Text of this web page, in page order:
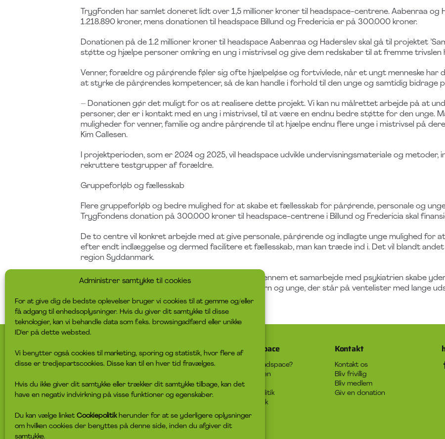
Administrer samtykke til cookies
For at give dig de bedste oplevelser bruger vi cookies til at gemme og/eller
få adgang til enhedsoplysninger. Hvis du giver dit samtykke til disse
teknologier, kan vi behandle data som f.eks. browsingadfærd eller unikke
ID'er på dette websted.
Vi benytter også cookies til marketing, sporing og statistik, hvor flere af
disse er tredjepartscookies. Disse kan til en hver tid fravælges.
Hvis du ikke giver dit samtykke eller trækker dit samtykke tilbage, kan det
have en negativ indvirkning på visse funktioner og egenskaber.
Du kan vælge linket Cookiepolitikherunder for at se yderligere oplysninger
om hvilken cookies der benyttes på denne side, inden du afgiver dit
samtykke.
TrygFonden har samlet doneret lidt over 1,5 millioner kroner til headspace-centrene. Aabenraa
1.218.890 kroner, mens donationen til headspace Billund og Fredericia er på 300.000 kroner.
Donationen på de 1.2 millioner kroner til headspace Aabenraa og Haderslev skal gå til projektet
støtte og hjælpe personer omkring en ung i mistrivsel og give dem redskaber til at fremme trivslen
Venner, forældre og pårørende føler sig ofte hjælpeløse og fortvivlede, når et ungt menneske
at styrke de pårørendes kompetencer, så de kan handle i forhold til den unge og samtidig bidrage
– Donationen gør det muligt for os at realisere dette projekt. Vi kan nu målrettet arbejde på at
personer, der er i kontakt med en ung i mistrivsel, til at være en endnu bedre støtte for den unge.
muligheder for venner, familie og andre pårørende til at hjælpe endnu flere unge i mistrivsel på
Kim Callesen.
I projektperioden, som er 2024 og 2025, vil headspace udvikle undervisningsmateriale og metoder,
rekruttere testgrupper af forældre.
Gruppeforløb og fællesskab
Flere gruppeforløb og bedre mulighed for at skabe et fællesskab for pårørende, personale og
TrygFondens donation på 300.000 kroner til headspace-centrene i Billund og Fredericia skal
De to centre vil konkret arbejde med at give personale, pårørende og indlagte unge mulighed for
efter endt indlæggelse og dermed facilitere et fællesskab, man kan træde ind i. Det vil blandt andet
region Syddanmark.
– Vi vil dels ved ansættelse af personale og dels gennem et samarbejde med psykiatrien skabe
både individuelle samtaler og gruppeforløb for børn og unge, der står på ventelister med lange
Mathiesen.
headspace sekretariat
Østergade 5, 3 sal
info@headspace.dk
50 846 846
headspace er et initiativ under
Det Sociale Netværk
For unge
Find nærmeste headspace
Chat med os
Klagevejledning
Om headspace
Hvad er headspace?
Rådgivningen
Job
Privatlivspolitik
Cookiepolitik
Kontakt
Kontakt os
Bliv frivillig
Bliv medlem
Giv en donation